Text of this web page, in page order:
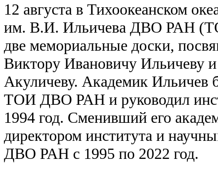
12 августа в Тихоокеанском
им. В.И. Ильичева ДВО РАН
две мемориальные доски,
Виктору Ивановичу Ильичеву
Акуличеву. Академик Ильичев
ТОИ ДВО РАН и руководил
1994 год. Сменивший его
директором института и
ДВО РАН с 1995 по 2022 год.